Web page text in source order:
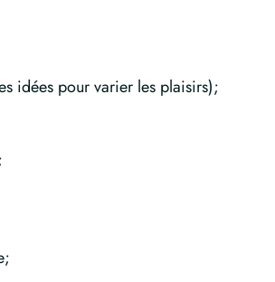
idées pour varier les plaisirs);